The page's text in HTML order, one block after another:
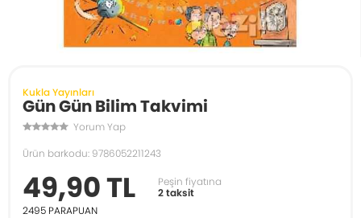
Kukla Yayınları
Gün Gün Bilim Takvimi
Yorum Yap
Ürün barkodu: 9786052211243
49,90 TL
Peşin fiyatına
2 taksit
2495 PARAPUAN